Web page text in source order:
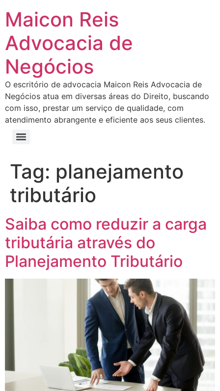
Maicon Reis
Advocacia de
Negócios
O escritório de advocacia Maicon Reis Advocacia de
Negócios atua em diversas áreas do Direito, buscando
com isso, prestar um serviço de qualidade, com
atendimento abrangente e eficiente aos seus clientes.
Tag: planejamento
tributário
Saiba como reduzir a carga
tributária através do
Planejamento Tributário